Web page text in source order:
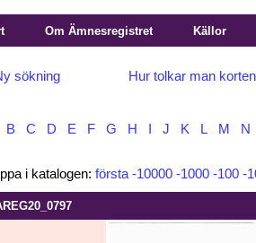
Om Ämnesregistret Källor
sökning Hur tolkar man
B C D E F G H J K L M N
i katalogen: första -10000 -1000 -100 -